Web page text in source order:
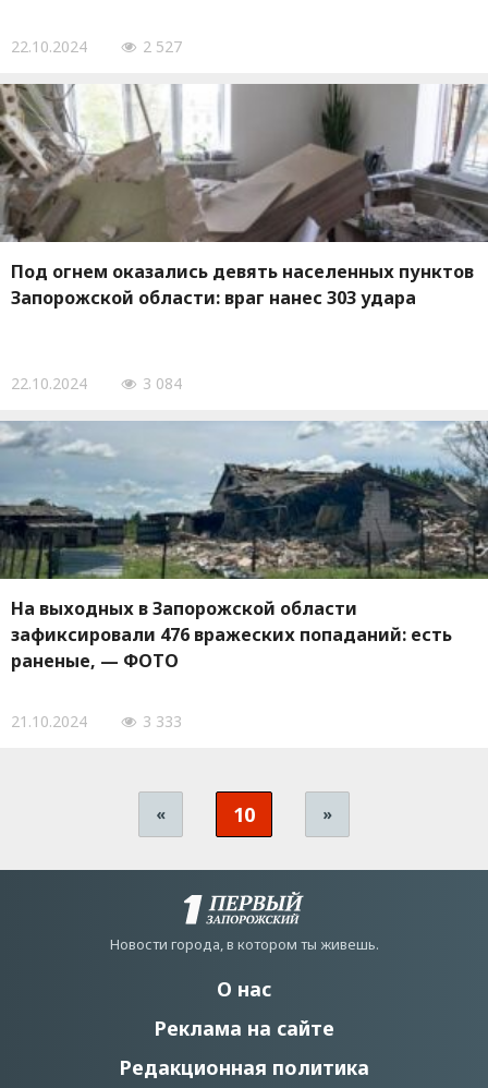
22.10.2024 2 527
Под огнем оказались девять населенных пунктов
Запорожской области: враг нанес 303 удара
22.10.2024 3 084
На выходных в Запорожской области
зафиксировали 476 вражеских попаданий: есть
раненые, — ФОТО
21.10.2024 3 333
« 10 »
Новости города, в котором ты живешь.
О нас
Реклама на сайте
Редакционная политика